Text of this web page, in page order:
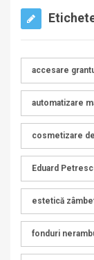
accesare
automatizare
cosmetizare
Eduard
estetică
fonduri